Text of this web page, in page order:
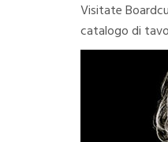
Visitate
catalogo di